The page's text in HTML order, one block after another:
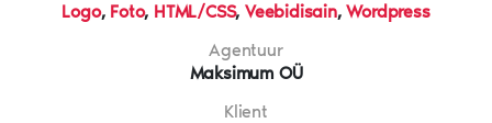
Logo, Foto, HTML/CSS, Veebidisain,Wordpress
Agentuur
Maksimum OÜ
Klient